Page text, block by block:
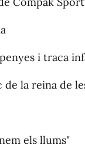
i traca
de la reina de
els llums"